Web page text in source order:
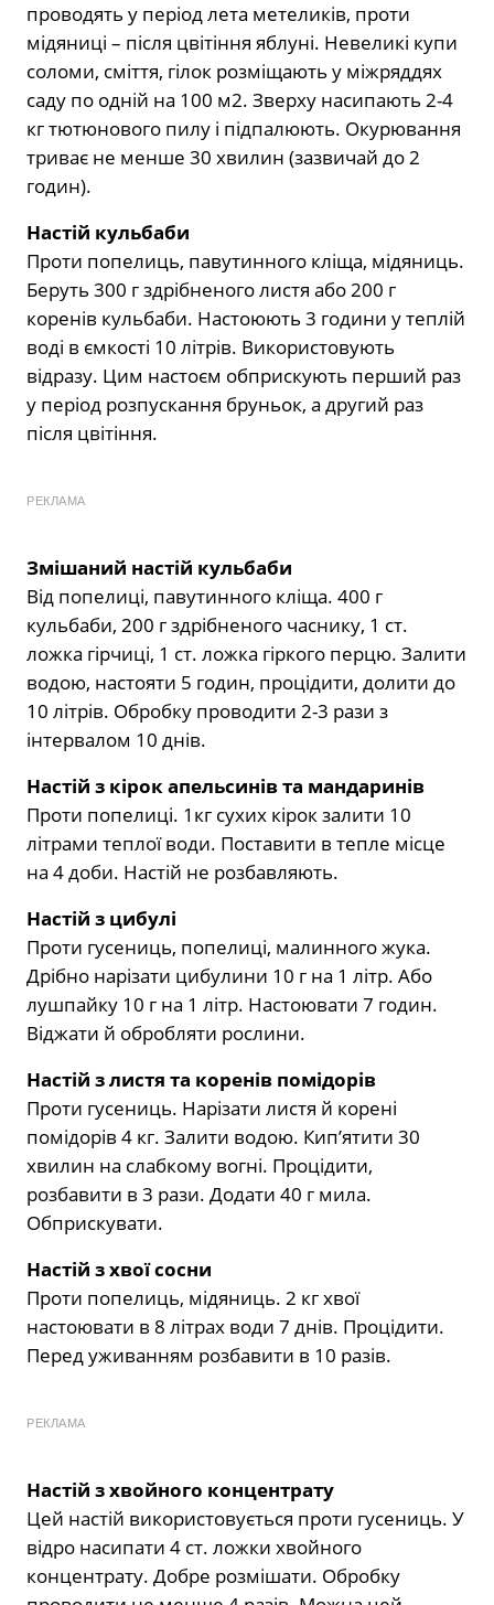
проводять у період лета метеликів, проти
мідяниці – після цвітіння яблуні. Невеликі купи
соломи, сміття, гілок розміщають у міжряддях
саду по одній на 100 м2. Зверху насипають 2-4
кг тютюнового пилу і підпалюють. Окурювання
триває не менше 30 хвилин (зазвичай до 2
годин).
Настій кульбаби
Проти попелиць, павутинного кліща, мідяниць.
Беруть 300 г здрібненого листя або 200 г
коренів кульбаби. Настоюють 3 години у теплій
воді в ємкості 10 літрів. Використовують
відразу. Цим настоєм обприскують перший раз
у період розпускання бруньок, а другий раз
після цвітіння.
РЕКЛАМА
Змішаний настій кульбаби
Від попелиці, павутинного кліща. 400 г
кульбаби, 200 г здрібненого часнику, 1 ст.
ложка гірчиці, 1 ст. ложка гіркого перцю. Залити
водою, настояти 5 годин, процідити, долити до
10 літрів. Обробку проводити 2-3 рази з
інтервалом 10 днів.
Настій з кірок апельсинів та мандаринів
Проти попелиці. 1кг сухих кірок залити 10
літрами теплої води. Поставити в тепле місце
на 4 доби. Настій не розбавляють.
Настій з цибулі
Проти гусениць, попелиці, малинного жука.
Дрібно нарізати цибулини 10 г на 1 літр. Або
лушпайку 10 г на 1 літр. Настоювати 7 годин.
Віджати й обробляти рослини.
Настій з листя та коренів помідорів
Проти гусениць. Нарізати листя й корені
помідорів 4 кг. Залити водою. Кип’ятити 30
хвилин на слабкому вогні. Процідити,
розбавити в 3 рази. Додати 40 г мила.
Обприскувати.
Настій з хвої сосни
Проти попелиць, мідяниць. 2 кг хвої
настоювати в 8 літрах води 7 днів. Процідити.
Перед уживанням розбавити в 10 разів.
РЕКЛАМА
Настій з хвойного концентрату
Цей настій використовується проти гусениць. У
відро насипати 4 ст. ложки хвойного
концентрату. Добре розмішати. Обробку